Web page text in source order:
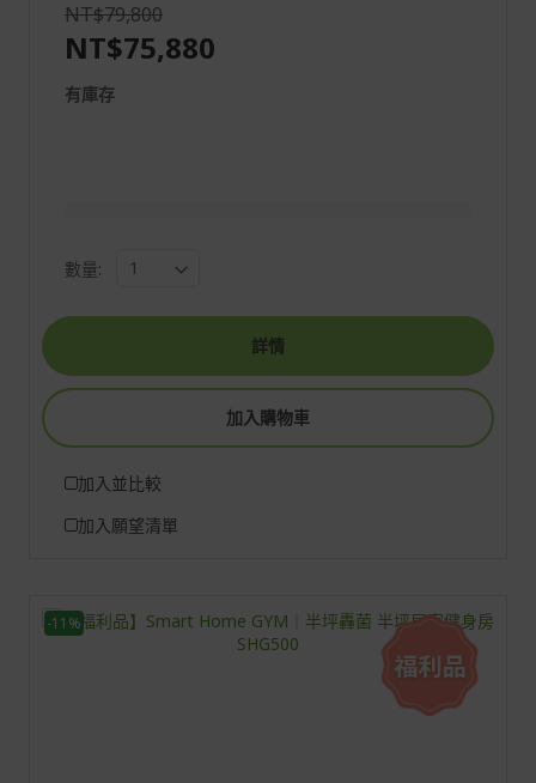
NT$79,800
NT$75,880
有庫存
數量:
詳情
加入購物車
加入並比較
加入願望清單
-11%